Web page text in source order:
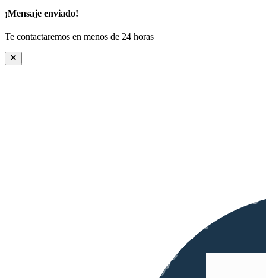
¡Mensaje enviado!
Te contactaremos en menos de 24 horas